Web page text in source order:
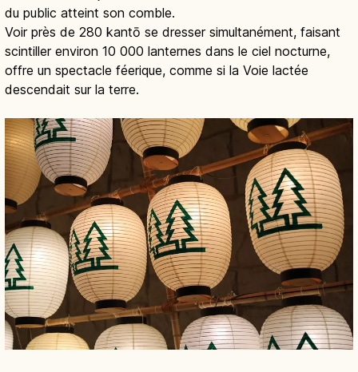
du public atteint son comble.
Voir près de 280 kantō se dresser simultanément, faisant
scintiller environ 10 000 lanternes dans le ciel nocturne,
offre un spectacle féerique, comme si la Voie lactée
descendait sur la terre.